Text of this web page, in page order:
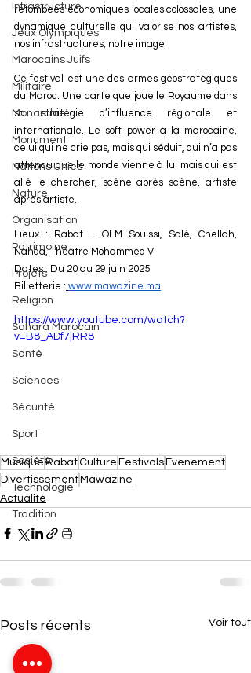
Infrastructure
Jeux Olympiques
Marocains Juifs
Militaire
Monarchie
Monument
Nations Unies
Nature
Organisation
Patrimoine
Projets
Religion
Sahara Marocain
Santé
Sciences
Sécurité
Sport
Société
Technologie
Tradition
retombées économiques locales colossales, une
dynamique culturelle qui valorise nos artistes,
nos infrastructures, notre image.
Ce festival est une des armes géostratégiques
du Maroc. Une carte que joue le Royaume dans
sa stratégie d’influence régionale et
internationale. Le soft power à la marocaine,
celui qui ne crie pas, mais qui séduit, qui n’a pas
attendu que le monde vienne à lui mais qui est
allé le chercher, scène après scène, artiste
après artiste.
Lieux : Rabat – OLM Souissi, Salé, Chellah,
Nahda, Théâtre Mohammed V
Dates : Du 20 au 29 juin 2025
Billetterie : www.mawazine.ma
https://www.youtube.com/watch?
v=B8_ADf7jRR8
MusiqueRabat Culture FestivalsEvenement
DivertissementMawazine
Actualité
Posts récents Voir tout